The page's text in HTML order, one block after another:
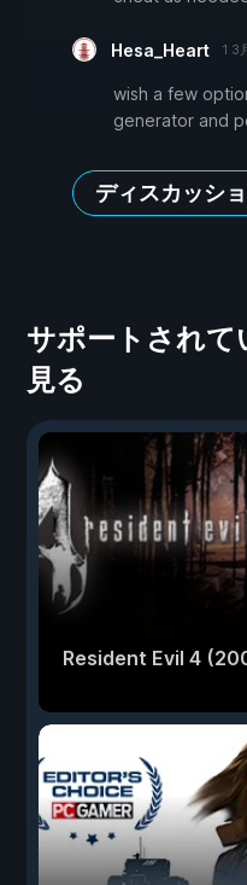
Hesa_Heart 1 3
wish a few
generator and
ディスカッシ
サポートされて
見る
Resident Evil 4